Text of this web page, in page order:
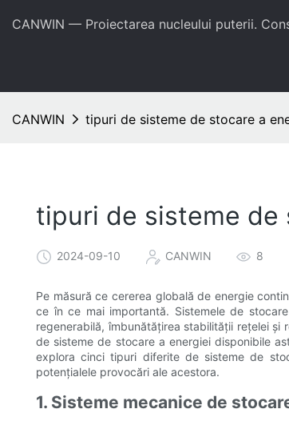
CANWIN — Proiectarea nucleului puterii.
CANWIN tipuri de sisteme de stocare a
tipuri de sisteme de
2024-09-10 CANWIN 8
Pe măsură ce cererea globală de energie
ce în ce mai importantă. Sistemele de
regenerabilă, îmbunătățirea stabilității rețelei
de sisteme de stocare a energiei disponibile
explora cinci tipuri diferite de sisteme de
potențialele provocări ale acestora.
1. Sisteme mecanice de